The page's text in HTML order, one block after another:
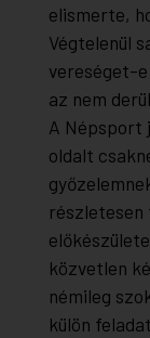
elismerte,
Végtelenül
vereséget-
az nem
A Népsport
oldalt
közvetlen
némileg
külön